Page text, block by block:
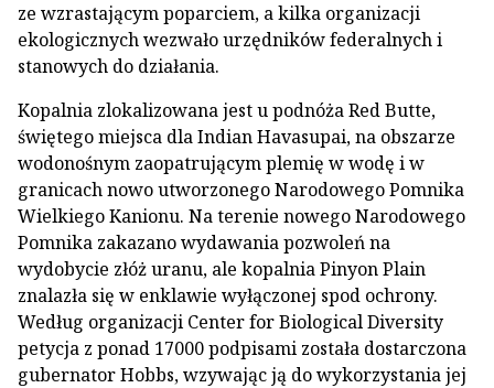
ze wzrastającym poparciem, a kilka organizacji
ekologicznych wezwało urzędników federalnych i
stanowych do działania.
Kopalnia zlokalizowana jest u podnóża Red Butte,
świętego miejsca dla Indian Havasupai, na obszarze
wodonośnym zaopatrującym plemię w wodę i w
granicach nowo utworzonego Narodowego Pomnika
Wielkiego Kanionu. Na terenie nowego Narodowego
Pomnika zakazano wydawania pozwoleń na
wydobycie złóż uranu, ale kopalnia Pinyon Plain
znalazła się w enklawie wyłączonej spod ochrony.
Według organizacji Center for Biological Diversity
petycja z ponad 17000 podpisami została dostarczona
gubernator Hobbs, wzywając ją do wykorzystania jej